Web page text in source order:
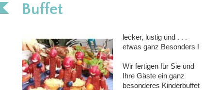
Buffet
lecker, lustig und . . .
etwas ganz Besonders !
Wir fertigen für Sie und
Ihre Gäste ein ganz
besonderes Kinderbuffet